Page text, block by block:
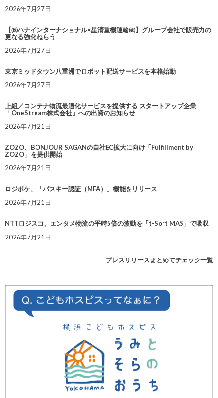
2026年7月27日
【㈱ハナインターナショナル×星清重機運輸㈱】グループ会社で販売力の
更なる強化ねらう
2026年7月27日
東京ミッドタウン八重洲でロボット配送サービスを本格始動
2026年7月27日
上組／コンテナ物流最適化サービスを提供する スタートアップ企業
「OneStream株式会社」への出資のお知らせ
2026年7月21日
ZOZO、BONJOUR SAGANの自社EC拡大に向け「Fulfillment by
ZOZO」を提供開始
2026年7月21日
ロジポケ、「パスキー認証（MFA）」機能をリリース
2026年7月21日
NTTロジスコ、エンタメ物流の平時5倍の波動を「t-Sort MAS」で吸収
2026年7月21日
プレスリリースまとめてチェック一覧